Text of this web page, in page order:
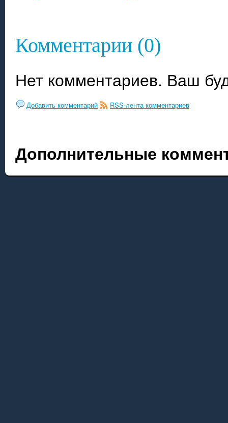
Комментарии (0)
Нет комментариев. Ваш
Добавить комментарий RSS-лента комментариев
Дополнительные